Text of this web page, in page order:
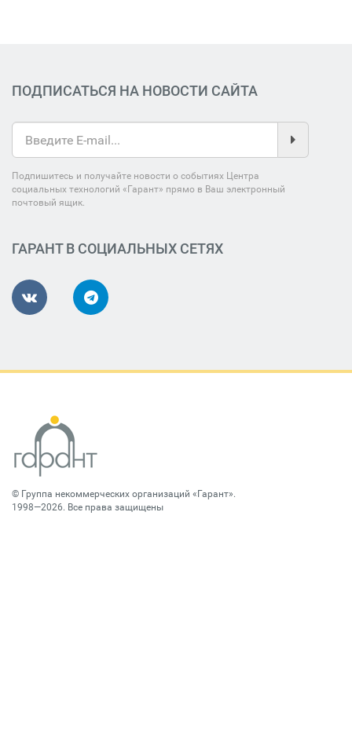
ПОДПИСАТЬСЯ НА НОВОСТИ САЙТА
Подпишитесь и получайте новости о событиях Центра
социальных технологий «Гарант» прямо в Ваш электронный
почтовый ящик.
ГАРАНТ В СОЦИАЛЬНЫХ СЕТЯХ
© Группа некоммерческих организаций «Гарант».
1998—2026. Все права защищены